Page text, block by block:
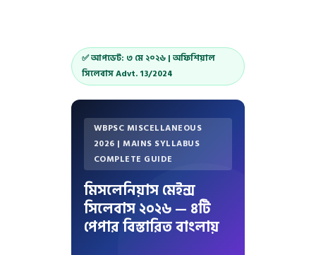
✅ আপডেট: ৩ মে ২০২৬ | অফিশিয়াল
সিলেবাস Advt. 13/2024
WBPSC MISCELLANEOUS
2026 | MAINS SYLLABUS
COMPLETE GUIDE
মিসলেনিয়াস মেইন্স
সিলেবাস ২০২৬ — ৪টি
পেপার বিস্তারিত বাংলায়